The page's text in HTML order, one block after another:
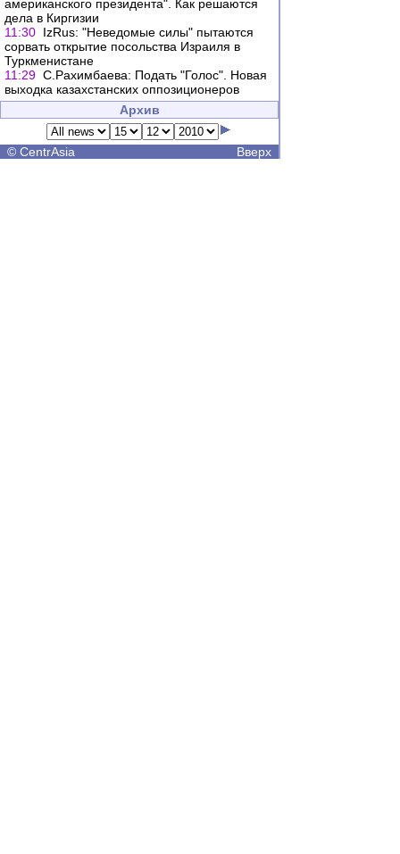
американского президента". Как решаются
дела в Киргизии
11:30 IzRus: "Неведомые силы" пытаются
сорвать открытие посольства Израиля в
Туркменистане
11:29 С.Рахимбаева: Подать "Голос". Новая
выходка казахстанских оппозиционеров
Архив
© CentrAsia Вверх